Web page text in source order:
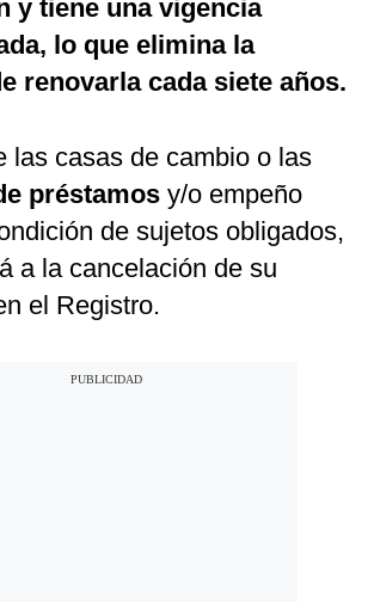
y tiene una vigencia
lo que elimina la
renovarla cada siete años.
las casas de cambio o las
préstamos y/o empeño
de sujetos obligados,
a la cancelación de su
el Registro.